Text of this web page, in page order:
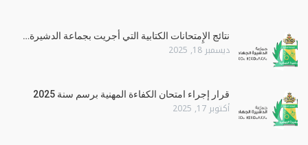
نتائج الإِمتحانات الكتابية التي أجريت بجماعة الدشيرة…
ديسمبر 18, 2025
قرار إجراء امتحان الكفاءة المهنية برسم سنة 2025
أكتوبر 17, 2025